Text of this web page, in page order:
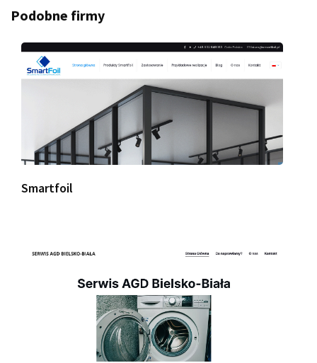
Podobne firmy
Smartfoil